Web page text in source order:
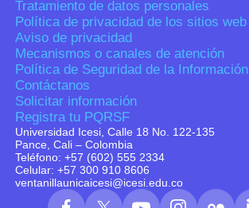
Universidad Icesi, Calle 18 No. 122-135
Pance, Cali – Colombia
Teléfono: +57 (602) 555 2334
Celular: +57 300 910 8606
ventanillaunicaicesi@icesi.edu.co
Tratamiento de datos personales
Política de privacidad de los sitios web
Aviso de privacidad
Mecanismos o canales de atención
Política de Seguridad de la Información
Contáctanos
Solicitar información
Registra tu PQRSF